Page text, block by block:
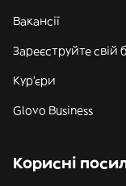
Вакансії
Зареєструйте свій
Кур'єри
Glovo Business
Корисні